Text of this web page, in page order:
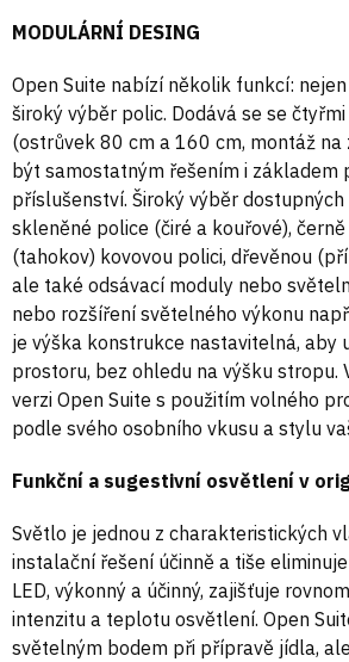
MODULÁRNÍ DESING
Open Suite nabízí několik funkcí:
široký výběr polic. Dodává se se
(ostrůvek 80 cm a 160 cm, montáž
být samostatným řešením i základem
příslušenství. Široký výběr
skleněné police (čiré a kouřové),
(tahokov) kovovou polici, dřevěnou
ale také odsávací moduly nebo
nebo rozšíření světelného výkonu
je výška konstrukce nastavitelná, aby
prostoru, bez ohledu na výšku stropu.
verzi Open Suite s použitím volného
podle svého osobního vkusu a stylu
Funkční a sugestivní osvětlení v
Světlo je jednou z charakteristických
instalační řešení účinně a tiše
LED, výkonný a účinný, zajišťuje
intenzitu a teplotu osvětlení. Open
světelným bodem při přípravě jídla,